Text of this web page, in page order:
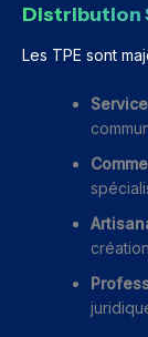
Distribution
Les TPE sont